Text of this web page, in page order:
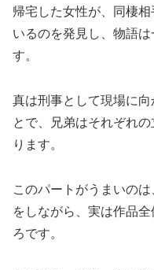
帰宅した女性が、同棲
いるのを発見し、物語
す。
真は刑事として現場に
とで、兄弟はそれぞれ
ります。
このパートがうまいの
をしながら、実は作品
ろです。